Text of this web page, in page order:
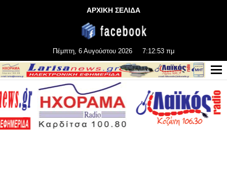
ΑΡΧΙΚΗ ΣΕΛΙΔΑ
Πέμπτη, 6 Αυγούστου 2026 7:12:55 πμ